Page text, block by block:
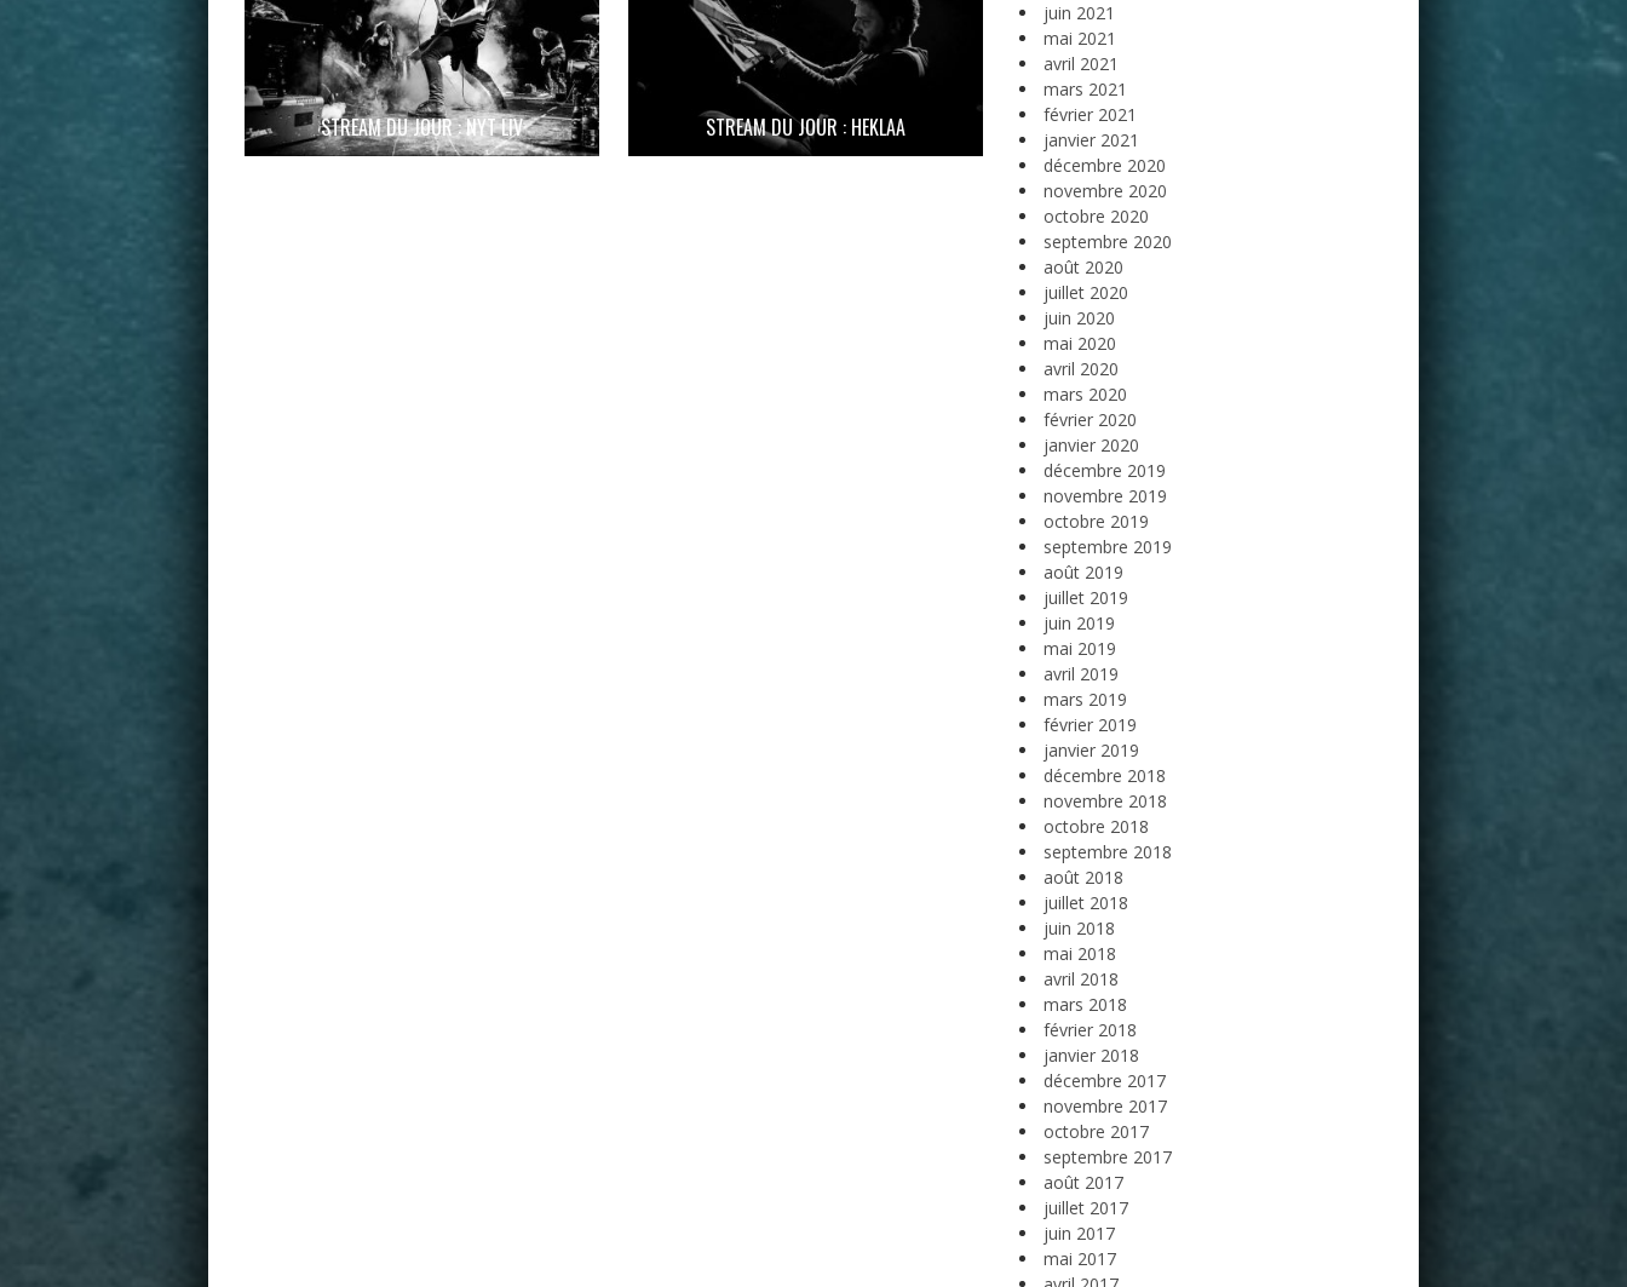
STREAM DU JOUR : NYT LIV STREAM DU JOUR : HEKLAA
juin 2021
mai 2021
avril 2021
mars 2021
février 2021
janvier 2021
décembre 2020
novembre 2020
octobre 2020
septembre 2020
août 2020
juillet 2020
juin 2020
mai 2020
avril 2020
mars 2020
février 2020
janvier 2020
décembre 2019
novembre 2019
octobre 2019
septembre 2019
août 2019
juillet 2019
juin 2019
mai 2019
avril 2019
mars 2019
février 2019
janvier 2019
décembre 2018
novembre 2018
octobre 2018
septembre 2018
août 2018
juillet 2018
juin 2018
mai 2018
avril 2018
mars 2018
février 2018
janvier 2018
décembre 2017
novembre 2017
octobre 2017
septembre 2017
août 2017
juillet 2017
juin 2017
mai 2017